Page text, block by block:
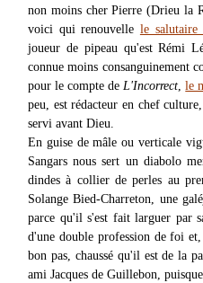
non moins cher Pierre (Drieu la
voici qui renouvelle le salutaire
joueur de pipeau qu'est Rémi
connue moins consanguinement
pour le compte de L'Incorrect ,le
peu, est rédacteur en chef
servi avant Dieu.
En guise de mâle ou verticale
Sangars nous sert un diabolo
dindes à collier de perles au
Solange Bied-Charreton, une
parce qu'il s'est fait larguer par
d'une double profession de foi
bon pas, chaussé qu'il est de la
ami Jacques de Guillebon,